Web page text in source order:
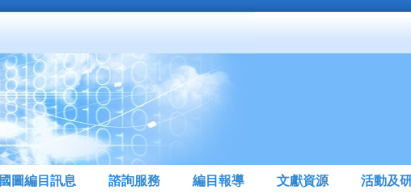
國圖編目訊息 諮詢服務 編目報導 文獻資源 活動及